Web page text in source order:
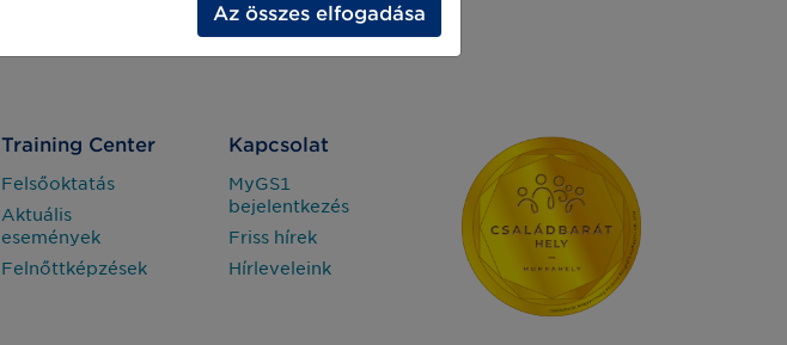
Training Center
Felsőoktatás
Aktuális
események
Felnőttképzések
Kapcsolat
MyGS1
bejelentkezés
Friss hírek
Hírleveleink
Az összes elfogadása